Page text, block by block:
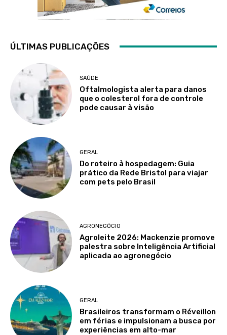
ÚLTIMAS PUBLICAÇÕES
SAÚDE
Oftalmologista alerta para danos
que o colesterol fora de controle
pode causar à visão
GERAL
Do roteiro à hospedagem: Guia
prático da Rede Bristol para viajar
com pets pelo Brasil
AGRONEGÓCIO
Agroleite 2026: Mackenzie promove
palestra sobre Inteligência Artificial
aplicada ao agronegócio
GERAL
Brasileiros transformam o Réveillon
em férias e impulsionam a busca por
experiências em alto-mar